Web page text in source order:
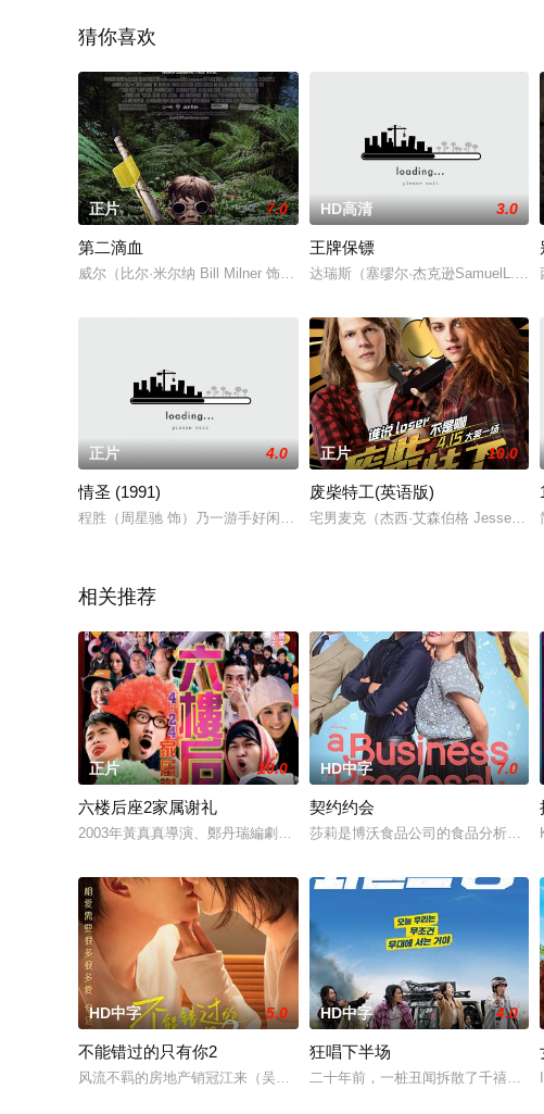
猜你喜欢
正片 7.0
第二滴血
威尔（比尔·米尔纳 Bill Milner 饰）是个寂寞的乖小孩，他被家里管得很
HD高清 3.0
王牌保镖
达瑞斯（塞缪尔·杰克逊
正片 4.0
情圣 (1991)
程胜（周星驰 饰）乃一游手好闲之徒，终日坑蒙拐骗，无恶不作。一日
正片 10.0
废柴特工(英语版)
宅男麦克（杰西·艾森伯格 Jesse
相关推荐
正片 10.0
六楼后座2家属谢礼
2003年黃真真導演、鄭丹瑞編劇的喜劇《六樓后座》拍出香港新一代的愛
HD中字 7.0
契约约会
莎莉是博沃食品公司的食品分析师，
HD中字 5.0
不能错过的只有你2
风流不羁的房地产销冠江来（吴翊歌 饰），为利益化身“深情画家”，步步
HD中字 4.0
狂唱下半场
二十年前，一桩丑闻拆散了千禧年初